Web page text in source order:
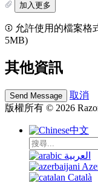
加入更多
允許使用的檔案格
5MB)
其他資訊
取消
版權所有 © 2026
中文
العربية
Català